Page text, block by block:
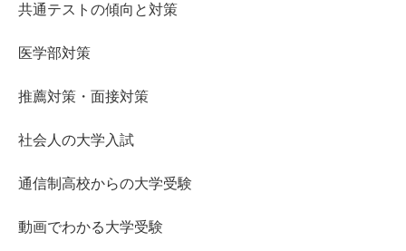
共通テストの傾向と対策
医学部対策
推薦対策・面接対策
社会人の大学入試
通信制高校からの大学受験
動画でわかる大学受験